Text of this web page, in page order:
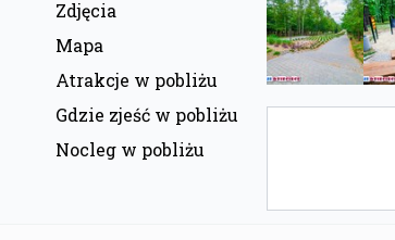
Zdjęcia
Mapa
Atrakcje w pobliżu
Gdzie zjeść w pobliżu
Nocleg w pobliżu